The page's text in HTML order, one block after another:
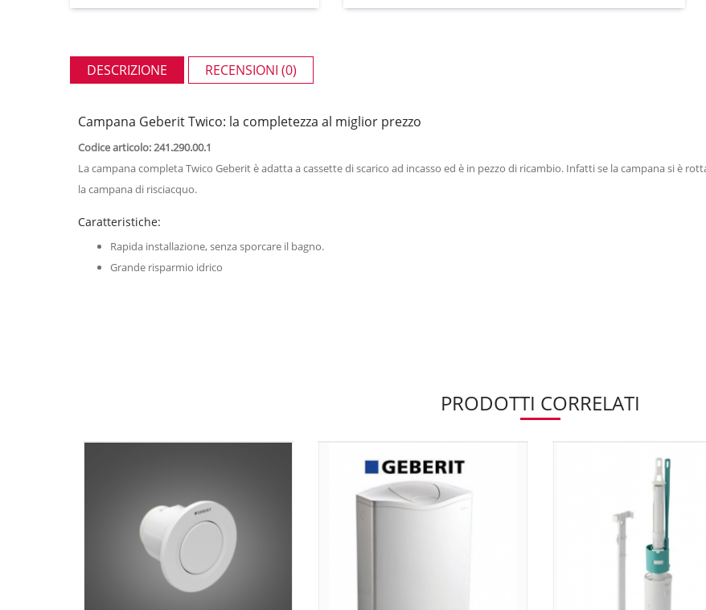
DESCRIZIONE RECENSIONI (0)
Campana Geberit Twico: la completezza al miglior prezzo
Codice articolo: 241.290.00.1
La campana completa Twico Geberit è adatta a cassette di scarico ad incasso ed è in pezzo di ricambio. Infatti se la campana si è
la campana di risciacquo.
Caratteristiche:
Rapida installazione, senza sporcare il bagno.
Grande risparmio idrico
PRODOTTI CORRELATI